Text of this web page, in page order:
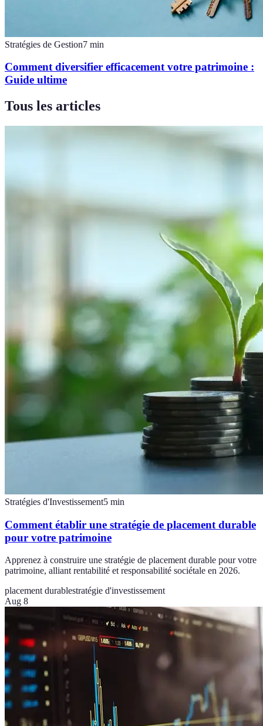
Stratégies de Gestion7 min
Comment diversifier efficacement votre patrimoine :
Guide ultime
Tous les articles
Stratégies d'Investissement5 min
Comment établir une stratégie de placement durable
pour votre patrimoine
Apprenez à construire une stratégie de placement durable pour votre
patrimoine, alliant rentabilité et responsabilité sociétale en 2026.
placement durablestratégie d'investissement
Aug 8